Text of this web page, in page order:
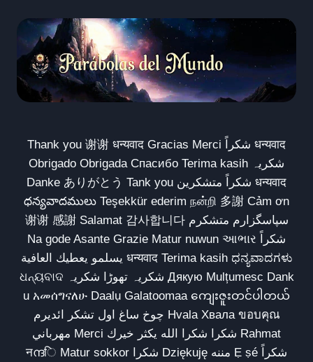
Thank you 谢谢 धन्यवाद Gracias Merci شكراً धन्यवाद
Obrigado Obrigada Спасибо Terima kasih شکریہ
Danke ありがとう Tank you شكراً متشكرين धन्यवाद
ధన్యవాదములు Teşekkür ederim நன்றி 多謝 Cảm ơn
谢谢 感謝 Salamat 감사합니다 سپاسگزارم متشکرم
Na gode Asante Grazie Matur nuwun આભાર شكراً
يسلمو يعطيك العافية धन्यवाद Terima kasih ಧನ್ಯವಾದಗಳು
ଧନ୍ୟବାଦ شکریہ تھوڑا شکریہ Дякую Mulțumesc Dank
u አመሰግናለሁ Daalụ Galatoomaa ကျေးဇူးတင်ပါတယ်
چوخ ساغ اول تشکر ائدیرم Hvala Хвала ขอบคุณ
مهرباني Merci شكرا شكرا الله يكثر خيرك Rahmat
नന്ദि Matur sokkor شكرا Dziękuję مننه Ẹ ṣé شكراً